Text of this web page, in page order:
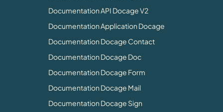
Documentation API Docage V2
Documentation Application Docage
Documentation Docage Contact
Documentation Docage Doc
Documentation Docage Form
Documentation Docage Mail
Documentation Docage Sign